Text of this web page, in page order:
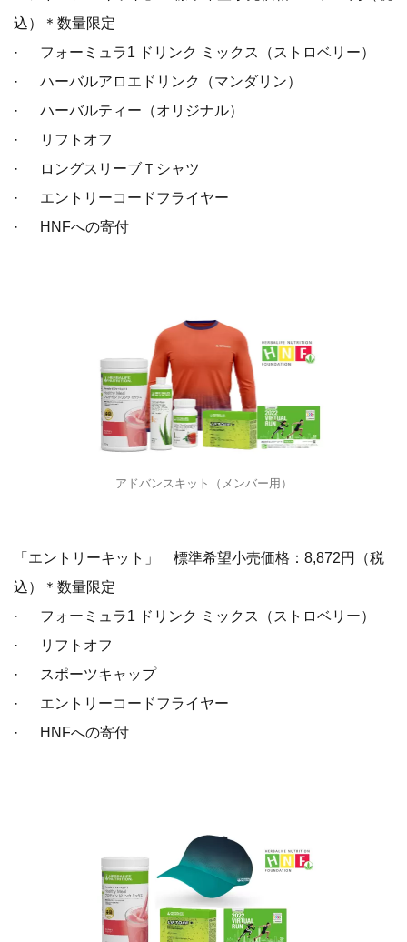
込）＊数量限定
· フォーミュラ1 ドリンク ミックス（ストロベリー）
· ハーバルアロエドリンク（マンダリン）
· ハーバルティー（オリジナル）
· リフトオフ
· ロングスリーブＴシャツ
· エントリーコードフライヤー
· HNFへの寄付
アドバンスキット（メンバー用）
「エントリーキット」 標準希望小売価格：8,872円（税
込）＊数量限定
· フォーミュラ1 ドリンク ミックス（ストロベリー）
· リフトオフ
· スポーツキャップ
· エントリーコードフライヤー
· HNFへの寄付